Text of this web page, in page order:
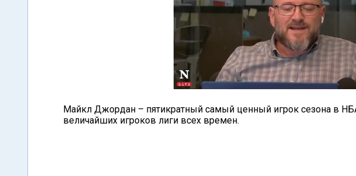
Майкл Джордан – пятикратный самый ценный игрок сезона в
величайших игроков лиги всех времен.